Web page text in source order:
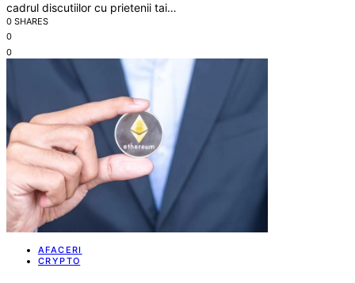
cadrul discutiilor cu prietenii tai…
0 SHARES
0
0
AFACERI
CRYPTO